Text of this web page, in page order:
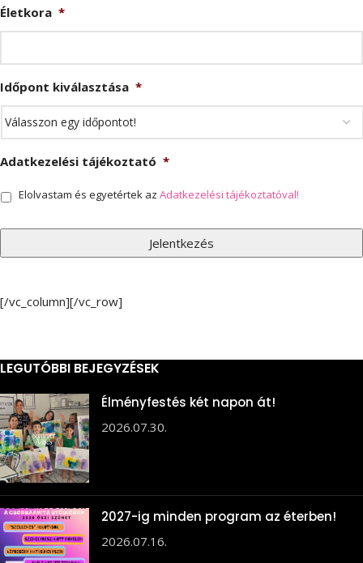
Életkora *
Időpont kiválasztása *
Adatkezelési tájékoztató *
Elolvastam és egyetértek az Adatkezelési tájékoztatóval!
[/vc_column][/vc_row]
LEGUTÓBBI BEJEGYZÉSEK
Élményfestés két napon át!
2026.07.30.
2027-ig minden program az éterben!
2026.07.16.